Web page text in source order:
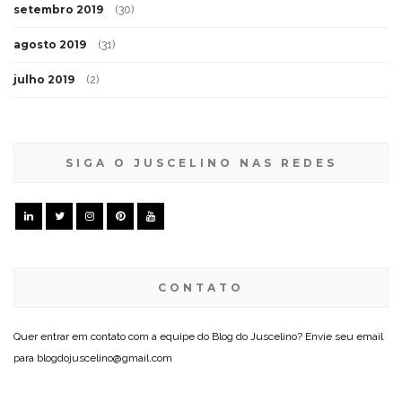
setembro 2019 (30)
agosto 2019 (31)
julho 2019 (2)
SIGA O JUSCELINO NAS REDES
CONTATO
Quer entrar em contato com a equipe do Blog do Juscelino? Envie seu email
para blogdojuscelino@gmail.com